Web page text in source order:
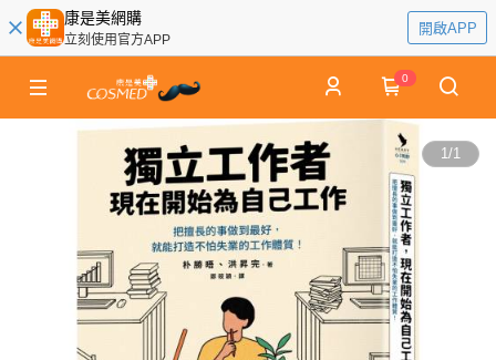
康是美網購
立刻使用官方APP
開啟APP
0
1/1